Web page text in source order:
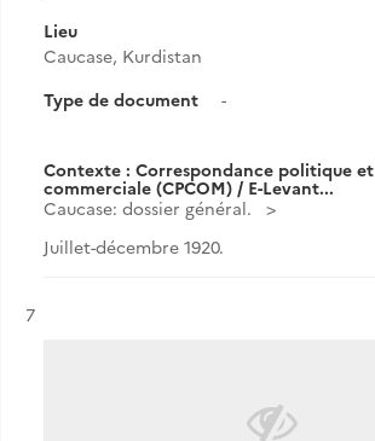
Lieu
Caucase, Kurdistan
Type de document
-
Contexte : Correspondance politique et
commerciale (CPCOM) / E-Levant...
Caucase: dossier général.
Juillet-décembre 1920.
Résultat n°
7